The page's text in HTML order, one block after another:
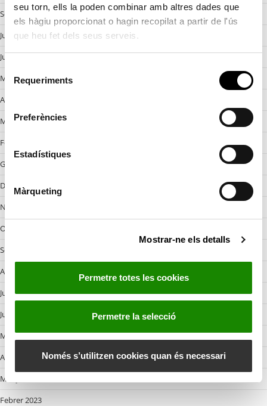
seu torn, ells la poden combinar amb altres dades que
els hàgiu proporcionat o hagin recopilat a partir de l'ús
que heu fet dels seus serveis.
e
c
ó
d
c
o
s
t
e
Requeriments
Preferències
Estadístiques
Màrqueting
Mostrar-ne els detalls
Permetre totes les cookies
Permetre la selecció
Només s’utilitzen cookies quan és necessari
Setembre 2024
Juliol 2024
Juny 2024
Maig 2024
Abril 2024
Març 2024
Febrer 2024
Gener 2024
Desembre 2023
Novembre 2023
Octobre 2023
Setembre 2023
Agost 2023
Juliol 2023
Juny 2023
Maig 2023
Abril 2023
Març 2023
Febrer 2023